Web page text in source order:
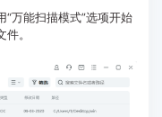
万能扫描模式”选项开始
。